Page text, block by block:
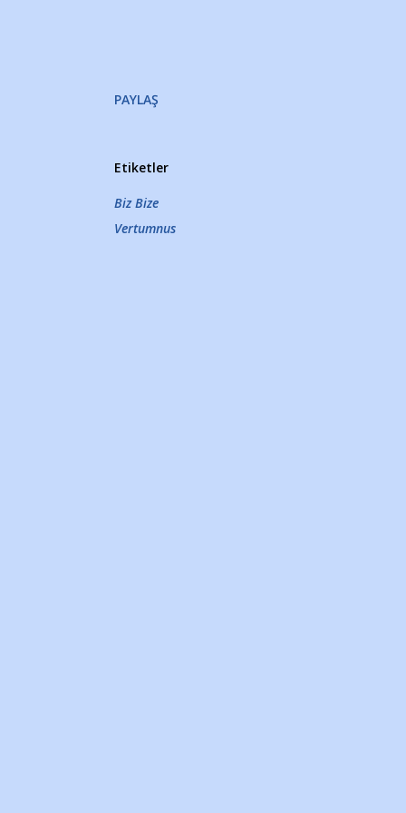
PAYLAŞ
Etiketler
Biz Bize
Vertumnus